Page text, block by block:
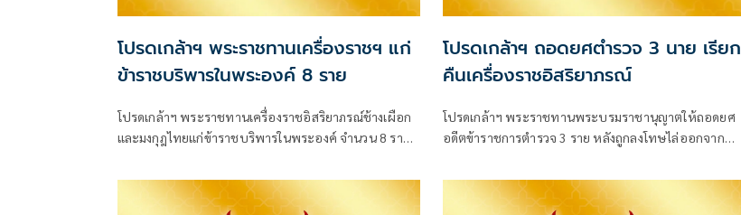
โปรดเกล้าฯ พระราชทานเครื่องราชฯ แก่
ข้าราชบริพารในพระองค์ 8 ราย
โปรดเกล้าฯ พระราชทานเครื่องราชอิสริยาภรณ์ช้างเผือก
และมงกุฎไทยแก่ข้าราชบริพารในพระองค์ จำนวน 8 ราย
โปรดเกล้าฯ ถอดยศตำรวจ 3 นาย เรียก
คืนเครื่องราชอิสริยาภรณ์
โปรดเกล้าฯ พระราชทานพระบรมราชานุญาตให้ถอดยศ
อดีตข้าราชการตำรวจ 3 ราย หลังถูกลงโทษไล่ออกจาก